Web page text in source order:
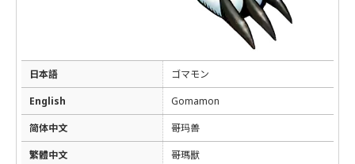
日本語
ゴマモン
English
Gomamon
简体中文
哥玛兽
繁體中文
哥瑪獸